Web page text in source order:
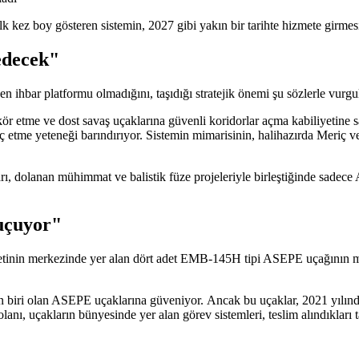
boy gösteren sistemin, 2027 gibi yakın bir tarihte hizmete
platformu olmadığını, taşıdığı stratejik önemi şu sözlerle
etme ve dost savaş uçaklarına güvenli koridorlar açma
yeteneği barındırıyor. Sistemin mimarisinin, halihazırda
dolanan mühimmat ve balistik füze projeleriyle birleştiğinde
merkezinde yer alan dört adet EMB-145H tipi ASEPE uçağının
biri olan ASEPE uçaklarına güveniyor. Ancak bu uçaklar, 2021
uçakların bünyesinde yer alan görev sistemleri, teslim